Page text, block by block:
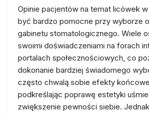
Opinie pacjentów na temat licówek
być bardzo pomocne przy wyborze
gabinetu stomatologicznego. Wiele
swoimi doświadczeniami na forach
portalach społecznościowych, co
dokonanie bardziej świadomego
często chwalą sobie efekty końcowe
podkreślając poprawę estetyki
zwiększenie pewności siebie.